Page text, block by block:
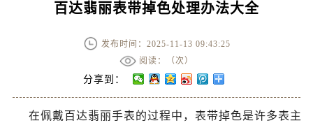
百达翡丽表带掉色处理办法大全
发布时间：2025-11-13 09:43:25
阅读：（次）
分享到：
在佩戴百达翡丽手表的过程中，表带掉色是许多表主